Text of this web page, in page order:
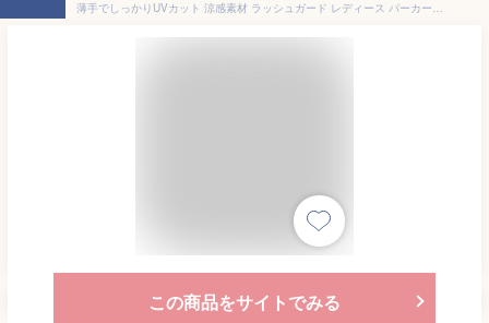
薄手でしっかりUVカット 涼感素材 ラッシュガード レディース パーカー フードジップ パーカー【土日祝も出荷】≪365日品質保証≫ 全色UVカット率98.9％↑ UVカット uv 水着 体型カバー 長袖 メンズ キッズ の サーフパンツ トレンカ マリンシューズ サファリハット リンネ
この商品をサイトでみる